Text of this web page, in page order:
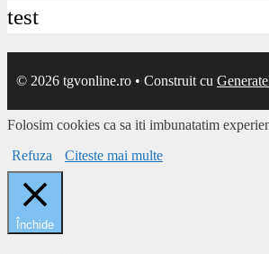
test
© 2026 tgvonline.ro • Construit cu
Folosim cookies ca sa iti imbunatatim
Refuza
Citeste mai multe
Închide